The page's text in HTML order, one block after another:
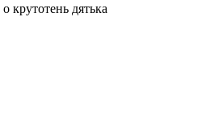
о крутотень дятька